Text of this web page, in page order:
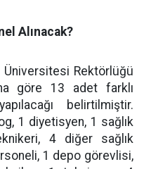
Alınacak?
Rektörlüğü
göre 13 adet farklı
belirtilmiştir.
1 diyetisyen, 1 sağlık
4 diğer sağlık
1 depo görevlisi,